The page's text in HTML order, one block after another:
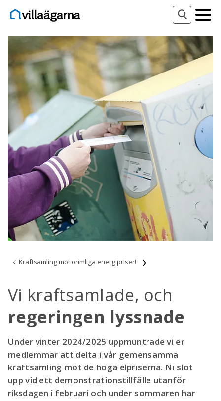
Kraftsamling mot orimliga energipriser!
Vi kraftsamlade, och
regeringen lyssnade
Under vinter 2024/2025 uppmuntrade vi er
medlemmar att delta i vår gemensamma
kraftsamling mot de höga elpriserna. Ni slöt
upp vid ett demonstrationstillfälle utanför
riksdagen i februari och under sommaren har